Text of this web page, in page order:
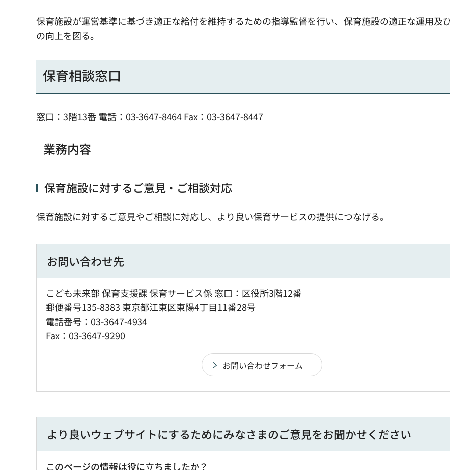
保育施設が運営基準に基づき適正な給付を維持するための指導監督を行い、保育施設の適正な運用及
の向上を図る。
保育相談窓口
窓口：3階13番 電話：03-3647-8464 Fax：03-3647-8447
業務内容
保育施設に対するご意見・ご相談対応
保育施設に対するご意見やご相談に対応し、より良い保育サービスの提供につなげる。
お問い合わせ先
こども未来部 保育支援課 保育サービス係 窓口：区役所3階12番
郵便番号135-8383 東京都江東区東陽4丁目11番28号
電話番号：03-3647-4934
Fax：03-3647-9290
より良いウェブサイトにするためにみなさまのご意見をお聞かせください
このページの情報は役に立ちましたか？